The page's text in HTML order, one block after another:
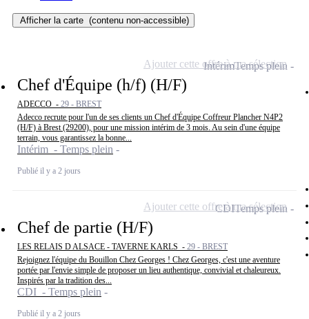
Afficher la carte (contenu non-accessible)
Chef d'Équipe (h/f) (H/F)
ADECCO - 29 - BREST
Adecco recrute pour l'un de ses clients un Chef d'Équipe Coffreur Plancher N4P2
(H/F) à Brest (29200), pour une mission intérim de 3 mois. Au sein d'une équipe
terrain, vous garantissez la bonne...
Intérim - Temps plein
Publié il y a 2 jours
IntérimTemps plein
Ajouter cette offre à ma sélection
Chef de partie (H/F)
LES RELAIS D ALSACE - TAVERNE KARLS - 29 - BREST
Rejoignez l'équipe du Bouillon Chez Georges ! Chez Georges, c'est une aventure
portée par l'envie simple de proposer un lieu authentique, convivial et chaleureux.
Inspirés par la tradition des...
CDI - Temps plein
Publié il y a 2 jours
CDITemps plein
Ajouter cette offre à ma sélection